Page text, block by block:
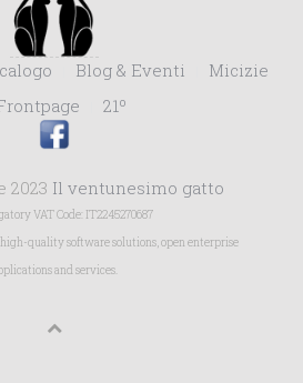
Blog & Eventi
Micizie
21º
2023 Il ventunesimo gatto
VAT Code: IT2245270687
quality software solutions, open enterprise
and services.